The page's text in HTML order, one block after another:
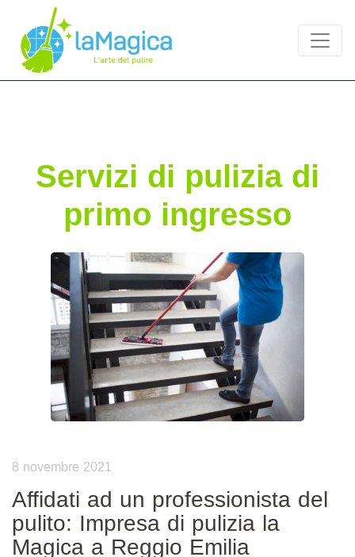
Servizi di pulizia di
primo ingresso
8 novembre 2021
Affidati ad un professionista del
pulito: Impresa di pulizia la
Magica a Reggio Emilia